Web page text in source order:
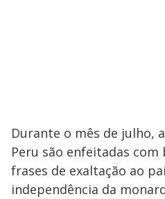
Durante o mês de julho,
Peru são enfeitadas com
frases de exaltação ao
independência da